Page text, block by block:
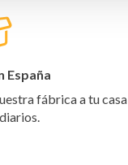
España
fábrica a tu casa